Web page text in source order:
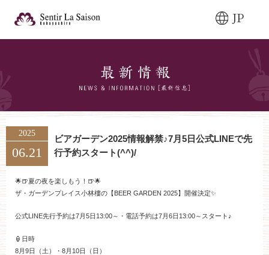
JP
見学ご希望のお客様
0120-166-088
ご成約済み・ご列席のお客様
0258-66-3155
11:00～19:00（火、水曜定休）
2025
06.21
ビアガーデン2025情報解禁♪7月5日公式LINEで先
行予約スタート(^^)/
🌟🍺夏の夜を楽しもう！🍺🌟
ザ・ガーデンプレイス小林樓の【BEER GARDEN 2025】開催決定✨
公式LINE先行予約は7月5日13:00～・電話予約は7月6日13:00～スタート♪
🏮日時
8月9日（土）・8月10日（日）